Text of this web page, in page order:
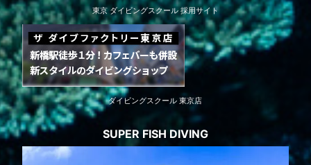
東京 ダイビングスクール 採用サイト
ダイビングスクール 東京店
SUPER FISH DIVING